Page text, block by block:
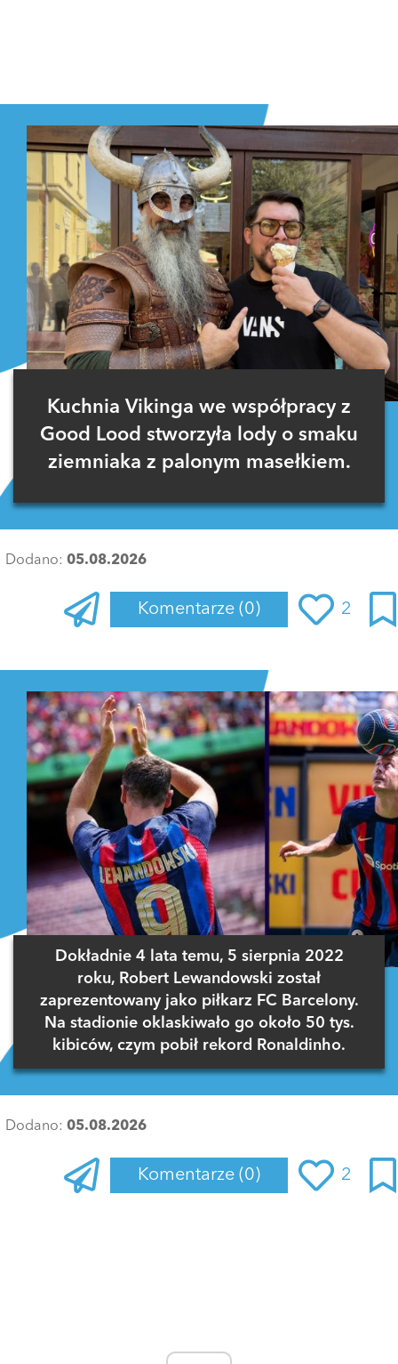
Kuchnia Vikinga we współpracy z
Good Lood stworzyła lody o smaku
ziemniaka z palonym masełkiem.
Dodano: 05.08.2026
Komentarze (0) 2
Dokładnie 4 lata temu, 5 sierpnia 2022
roku, Robert Lewandowski został
zaprezentowany jako piłkarz FC Barcelony.
Na stadionie oklaskiwało go około 50 tys.
kibiców, czym pobił rekord Ronaldinho.
Dodano: 05.08.2026
Komentarze (0) 2